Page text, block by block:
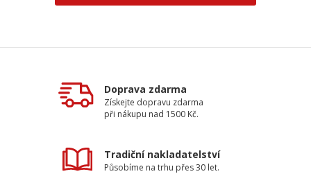
Doprava zdarma
Získejte dopravu zdarma
při nákupu nad 1500 Kč.
Tradiční nakladatelství
Působíme na trhu přes 30 let.